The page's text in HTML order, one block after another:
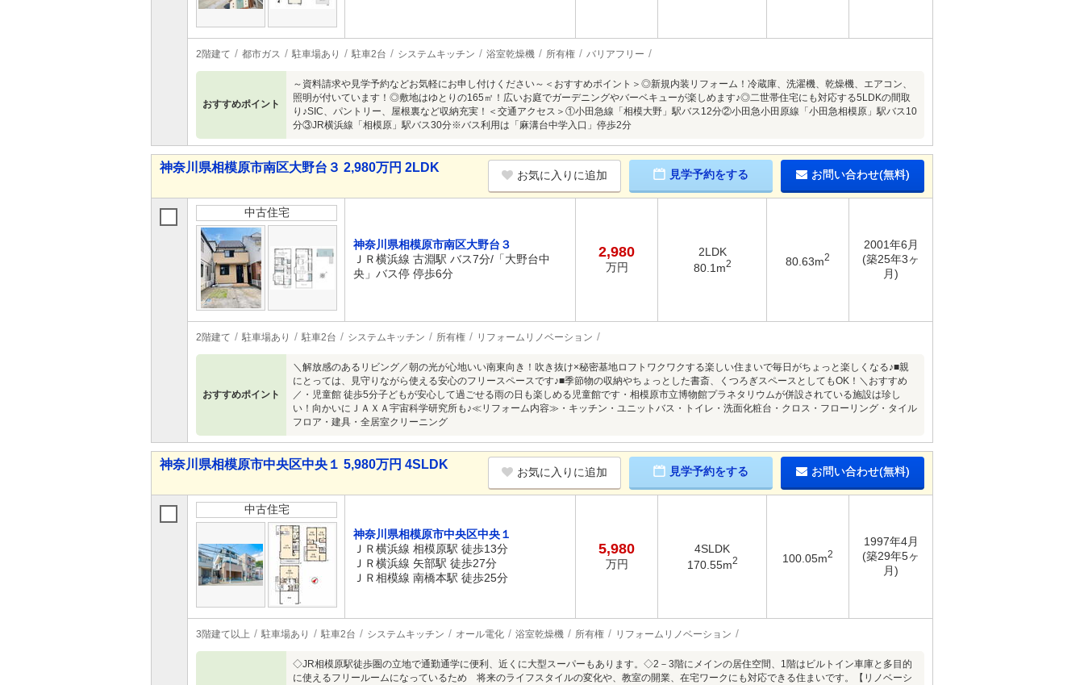
2階建て 都市ガス 駐車場あり 駐車2台 システムキッチン 浴室乾燥機 所有権 バリアフリー
おすすめポイント
～資料請求や見学予約などお気軽にお申し付けください～＜おすすめポイント＞◎新規内装リフォーム！冷蔵庫、洗濯機、乾燥機、エアコン、
照明が付いています！◎敷地はゆとりの165㎡！広いお庭でガーデニングやバーベキューが楽しめます♪◎二世帯住宅にも対応する5LDKの間取
り♪SIC、パントリー、屋根裏など収納充実！＜交通アクセス＞①小田急線「相模大野」駅バス12分②小田急小田原線「小田急相模原」駅バス10
分③JR横浜線「相模原」駅バス30分※バス利用は「麻溝台中学入口」停歩2分
神奈川県相模原市南区大野台３ 2,980万円 2LDK
お気に入りに追加 見学予約をする お問い合わせ(無料)
中古住宅
神奈川県相模原市南区大野台３
ＪＲ横浜線 古淵駅 バス7分/「大野台中
央」バス停 停歩6分
2,980
万円
2LDK
80.1m2 80.63m2
2001年6月
(築25年3ヶ
月)
2階建て 駐車場あり 駐車2台 システムキッチン 所有権 リフォームリノベーション
おすすめポイント
＼解放感のあるリビング／朝の光が心地いい南東向き！吹き抜け×秘密基地ロフトワクワクする楽しい住まいで毎日がちょっと楽しくなる♪■親
にとっては、見守りながら使える安心のフリースペースです♪■季節物の収納やちょっとした書斎、くつろぎスペースとしてもOK！＼おすすめ
／・児童館 徒歩5分子どもが安心して過ごせる雨の日も楽しめる児童館です・相模原市立博物館プラネタリウムが併設されている施設は珍し
い！向かいにＪＡＸＡ宇宙科学研究所も♪≪リフォーム内容≫・キッチン・ユニットバス・トイレ・洗面化粧台・クロス・フローリング・タイル
フロア・建具・全居室クリーニング
神奈川県相模原市中央区中央１ 5,980万円 4SLDK
お気に入りに追加 見学予約をする お問い合わせ(無料)
中古住宅
神奈川県相模原市中央区中央１
ＪＲ横浜線 相模原駅 徒歩13分
ＪＲ横浜線 矢部駅 徒歩27分
ＪＲ相模線 南橋本駅 徒歩25分
5,980
万円
4SLDK
170.55m2 100.05m2
1997年4月
(築29年5ヶ
月)
3階建て以上 駐車場あり 駐車2台 システムキッチン オール電化 浴室乾燥機 所有権 リフォームリノベーション
◇JR相模原駅徒歩圏の立地で通勤通学に便利、近くに大型スーパーもあります。◇2－3階にメインの居住空間、1階はビルトイン車庫と多目的
に使えるフリールームになっているため 将来のライフスタイルの変化や、教室の開業、在宅ワークにも対応できる住まいです。【リノベーシ